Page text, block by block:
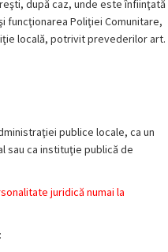
după caz, unde este înfiinţată
funcţionarea Poliţiei Comunitare,
locală, potrivit prevederilor art.
publice locale, ca un
sau ca instituţie publică de
juridică numai la